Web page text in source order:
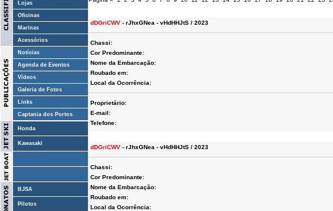
Lojas
Oficinas
Marinas
Acessórios
Notícias
Agenda de Eventos
Vídeos
Galeria de Fotos
Links
Captania dos Portos
Honda
Kawasaki
BJSA
Pilotos
dDGriCWV - rJhxGNea - vHdHHJtS / 2023
Chassi:
Cor Predominante:
Nome da Embarcação:
Roubado em:
Local da Ocorrência:
Proprietário:
E-mail:
Telefone:
dDGriCWV - rJhxGNea - vHdHHJtS / 2023
Chassi:
Cor Predominante:
Nome da Embarcação:
Roubado em:
Local da Ocorrência: